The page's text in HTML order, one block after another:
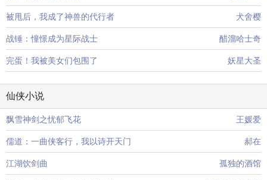
被甩后，我成了神兽的代行者 犬舍樱
战锤：憧憬成为星际战士 醋溜哈士奇
完蛋！我被美女们包围了 妖星大圣
仙侠小说
飘雪神剑之忧郁飞花 王媛爱
儒道：一曲侠客行，我以诗开天门 郝在
江湖饮剑曲 孤独的酒馆